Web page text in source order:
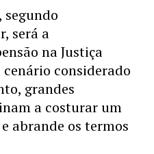
será a
na Justiça
considerado
grandes
a costurar um
abrande os termos